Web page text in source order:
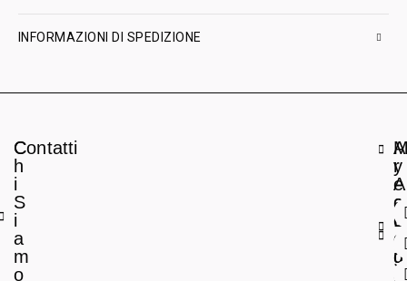
INFORMAZIONI DI SPEDIZIONE
C
h
i
S
i
a
m
o
Contatti
A
r
e
a
L
e
g
y
A
c
c
o
u